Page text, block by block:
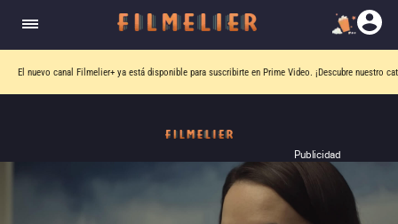
El nuevo canal Filmelier+ ya está disponible para suscribirte en Prime Video. ¡Descubre nuestro
Publicidad